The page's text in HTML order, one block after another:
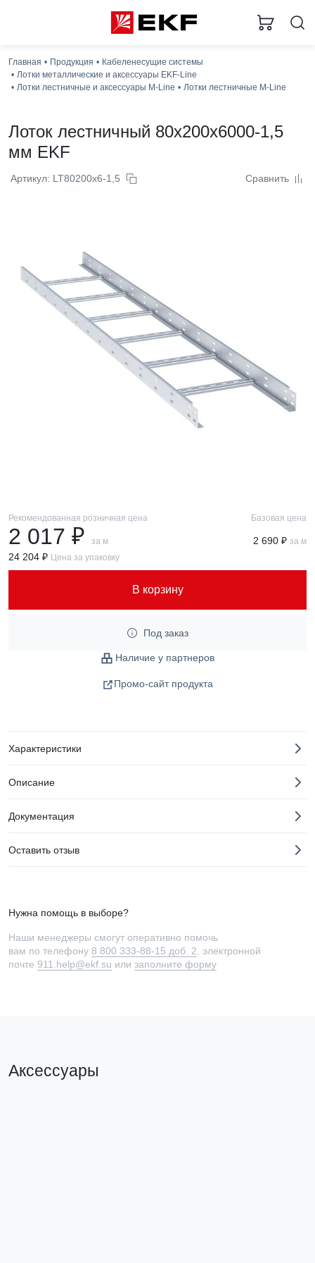
Главная Продукция
Кабеленесущие системы
Лотки металлические и аксессуары EKF-Line
Лотки лестничные и аксессуары M-Line
Лотки лестничные M-Line
Лоток лестничный 80x200x6000-1,5
мм EKF
Артикул: LT80200x6-1,5 Сравнить
Рекомендованная розничная цена
2 017 ₽ за м
Базовая цена
2 690 ₽ за м
24 204 ₽ Цена за упаковку
В корзину
Под заказ
Наличие у партнеров
Промо-сайт продукта
Характеристики
Описание
Документация
Оставить отзыв
Нужна помощь в выборе?
Наши менеджеры смогут оперативно помочь
вам по телефону 8 800 333-88-15 доб. 2 , электронной
почте 911.help@ekf.su или заполните форму
Аксессуары